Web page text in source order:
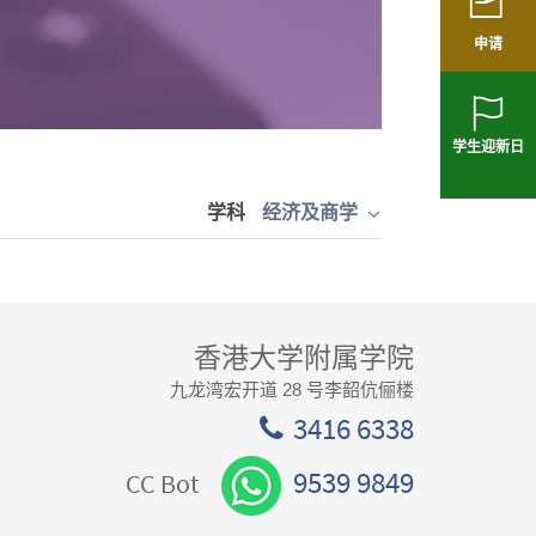
申请
学生迎新日
学科 经济及商学
香港大学附属学院
九龙湾宏开道 28 号李韶伉俪楼
3416 6338
CC Bot 9539 9849